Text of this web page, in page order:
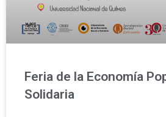
Feria de la Economía
Solidaria